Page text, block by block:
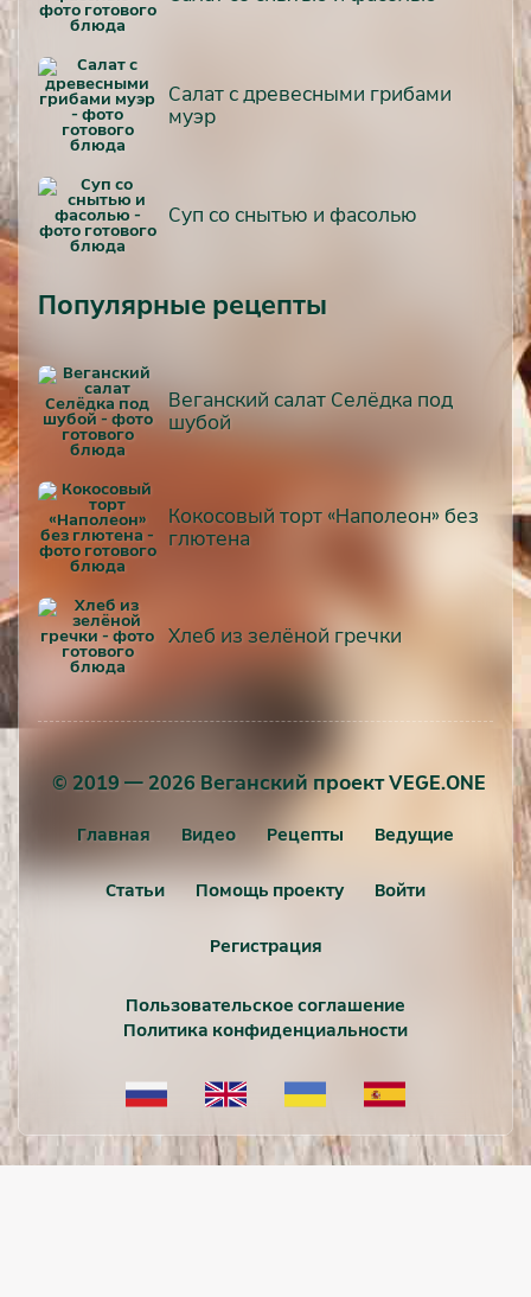
Салат с древесными грибами
муэр
Суп со снытью и фасолью
Популярные рецепты
Веганский салат Селёдка под
шубой
Кокосовый торт «Наполеон» без
глютена
Хлеб из зелёной гречки
© 2019 — 2026 Веганский проект VEGE.ONE
Главная Видео Рецепты Ведущие
Статьи Помощь проекту Войти
Регистрация
Пользовательское соглашение
Политика конфиденциальности